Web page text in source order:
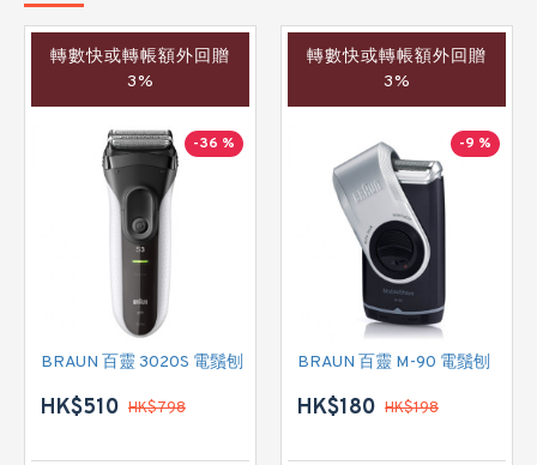
轉數快或轉帳額外回贈
3%
-36 %
BRAUN 百靈 3020S 電鬚刨
HK$510 HK$798
轉數快或轉帳額外回贈
3%
-9 %
BRAUN 百靈 M-90 電鬚刨
HK$180 HK$198